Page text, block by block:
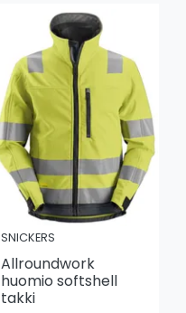
SNICKERS
Allroundwork
huomio softshell
takki